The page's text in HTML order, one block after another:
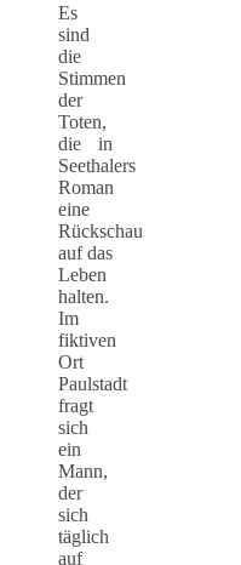
Es
sind
die
Stimmen
der
Toten,
die in
Seethalers
Roman
eine
Rückschau
auf das
Leben
halten.
Im
fiktiven
Ort
Paulstadt
fragt
sich
ein
Mann,
der
sich
täglich
auf